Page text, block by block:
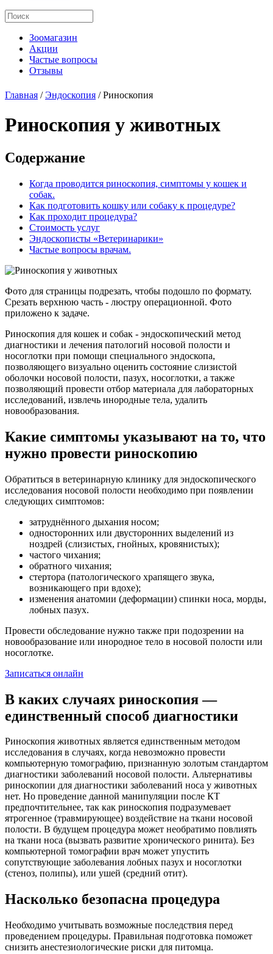
Зоомагазин
Акции
Частые вопросы
Отзывы
Главная /Эндоскопия /Риноскопия
Риноскопия у животных
Содержание
Когда проводится риноскопия, симптомы у кошек и
собак.
Как подготовить кошку или собаку к процедуре?
Как проходит процедура?
Стоимость услуг
Эндоскописты «Ветеринарики»
Частые вопросы врачам.
Фото для страницы подрезать, чтобы подошло по формату.
Срезать верхнюю часть - люстру операционной. Фото
приложено к задаче.
Риноскопия для кошек и собак - эндоскопический метод
диагностики и лечения патологий носовой полости и
носоглотки при помощи специального эндоскопа,
позволяющего визуально оценить состояние слизистой
оболочки носовой полости, пазух, носоглотки, а также
позволяющий провести отбор материала для лабораторных
исследований, извлечь инородные тела, удалить
новообразования.
Какие симптомы указывают на то, что
нужно провести риноскопию
Обратиться в ветеринарную клинику для эндоскопического
исследования носовой полости необходимо при появлении
следующих симптомов:
затруднённого дыхания носом;
односторонних или двусторонних выделений из
ноздрей (слизистых, гнойных, кровянистых);
частого чихания;
обратного чихания;
стертора (патологического храпящего звука,
возникающего при вдохе);
изменения анатомии (деформации) спинки носа, морды,
лобных пазух.
Провести обследование нужно также при подозрении на
новообразование или инородное тело в носовой полости или
носоглотке.
Записаться онлайн
В каких случаях риноскопия —
единственный способ диагностики
Риноскопия животных является единственным методом
исследования в случаях, когда невозможно провести
компьютерную томографию, признанную золотым стандартом
диагностики заболеваний носовой полости. Альтернативы
риноскопии для диагностики заболеваний носа у животных
нет. Но проведение данной манипуляции после КТ
предпочтительнее, так как риноскопия подразумевает
ятрогенное (травмирующее) воздействие на ткани носовой
полости. В будущем процедура может необратимо повлиять
на ткани носа (вызвать развитие хронического ринита). Без
компьютерной томографии врач может упустить
сопутствующие заболевания лобных пазух и носоглотки
(стеноз, полипы), или ушей (средний отит).
Насколько безопасна процедура
Необходимо учитывать возможные последствия перед
проведением процедуры. Правильная подготовка поможет
снизить анестезиологические риски для питомца.